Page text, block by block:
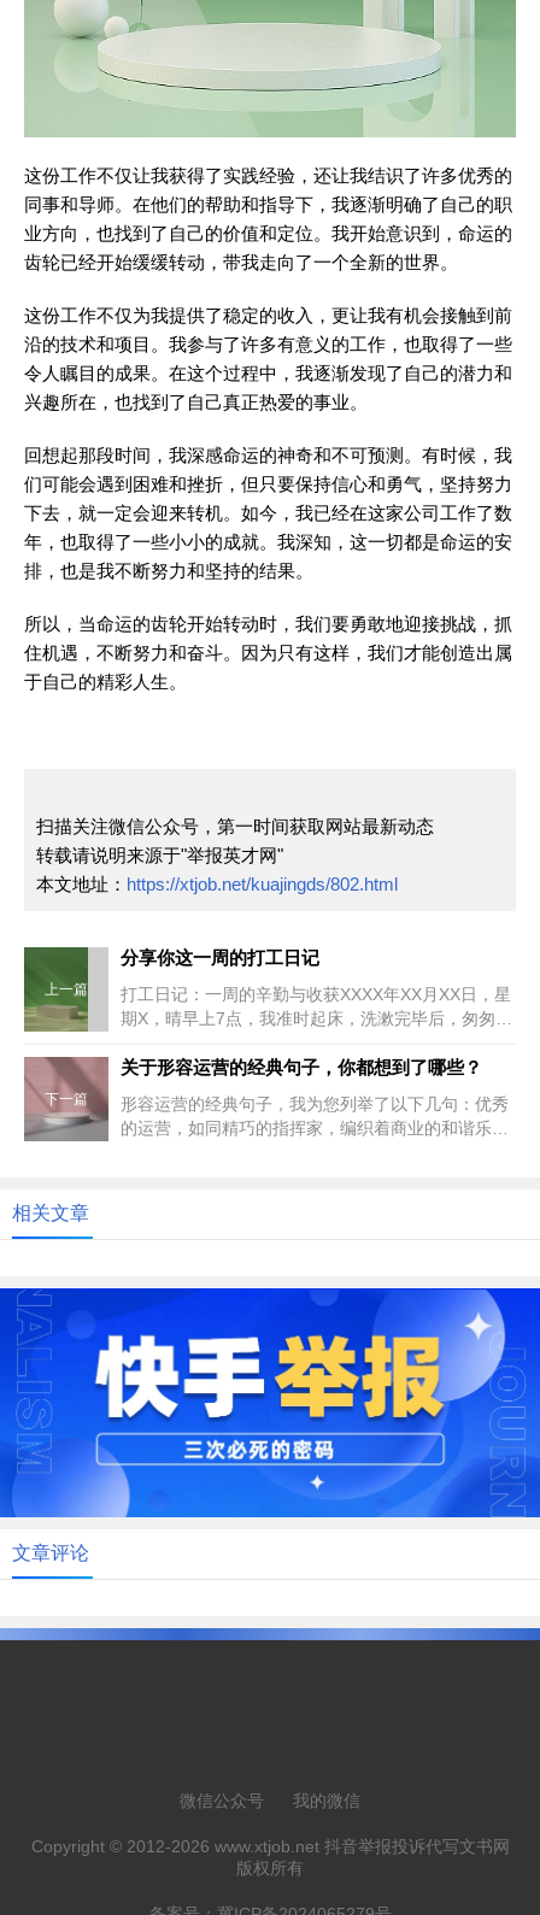
这份工作不仅让我获得了实践经验，还让我结识了许多优秀的
同事和导师。在他们的帮助和指导下，我逐渐明确了自己的职
业方向，也找到了自己的价值和定位。我开始意识到，命运的
齿轮已经开始缓缓转动，带我走向了一个全新的世界。
这份工作不仅为我提供了稳定的收入，更让我有机会接触到前
沿的技术和项目。我参与了许多有意义的工作，也取得了一些
令人瞩目的成果。在这个过程中，我逐渐发现了自己的潜力和
兴趣所在，也找到了自己真正热爱的事业。
回想起那段时间，我深感命运的神奇和不可预测。有时候，我
们可能会遇到困难和挫折，但只要保持信心和勇气，坚持努力
下去，就一定会迎来转机。如今，我已经在这家公司工作了数
年，也取得了一些小小的成就。我深知，这一切都是命运的安
排，也是我不断努力和坚持的结果。
所以，当命运的齿轮开始转动时，我们要勇敢地迎接挑战，抓
住机遇，不断努力和奋斗。因为只有这样，我们才能创造出属
于自己的精彩人生。
扫描关注微信公众号，第一时间获取网站最新动态
转载请说明来源于"举报英才网"
本文地址： https://xtjob.net/kuajingds/802.html
上一篇
分享你这一周的打工日记
打工日记：一周的辛勤与收获XXXX年XX月XX日，星
期X，晴早上7点，我准时起床，洗漱完毕后，匆匆吃
下一篇
关于形容运营的经典句子，你都想到了哪些？
形容运营的经典句子，我为您列举了以下几句：优秀
的运营，如同精巧的指挥家，编织着商业的和谐乐
相关文章
文章评论
微信公众号 我的微信
Copyright © 2012-2026 www.xtjob.net 抖音举报投诉代写文书网
版权所有